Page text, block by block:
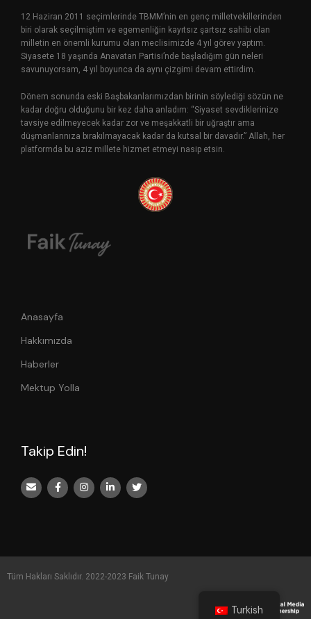
12 Haziran 2011 seçimlerinde TBMM’nin en genç milletvekillerinden
biri olarak seçilmiştim ve egemenliğin kayıtsız şartsız sahibi olan
milletin en önemli kurumu olan meclisimizde 4 yıl görev yaptım.
Siyasete 18 yaşında Anavatan Partisi’nde başladığım gün neleri
savunuyorsam, 4 yıl boyunca da aynı çizgimi devam ettirdim.
Dönem sonunda eski Başbakanlarımızdan birinin söylediği sözün ne
kadar doğru olduğunu bir kez daha anladım: “Siyaset sevdiklerinize
tavsiye edilmeyecek kadar zor ve meşakkatli bir uğraştır ama
düşmanlarınıza bırakılmayacak kadar da kutsal bir davadır.” Allah, her
platformda bu aziz millete hizmet etmeyi nasip etsin.
Anasayfa
Hakkımızda
Haberler
Mektup Yolla
Takip Edin!
Tüm Hakları Saklıdır. 2022-2023 Faik Tunay
Turkish